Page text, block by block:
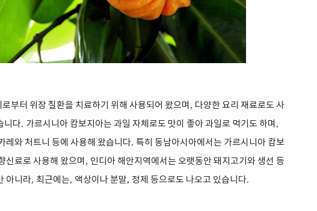
부터 위장 질환을 치료하기 위해 사용되어 왔으며 , 다양한 요리 재료로도 사
니다. 가르시니아 캄보지아는 과일 자체로도 맛이 좋아 과일로 먹기도 하며 ,
레와 처트니 등에 사용해 왔습니다. 특히 동남아시아에서는 가르시니아 캄보
신료로 사용해 왔으며 , 인디아 해안지역에서는 오랫동안 돼지고기와 생선 등
아니라, 최근에는, 액상이나 분말, 정제 등으로도 나오고 있습니다.